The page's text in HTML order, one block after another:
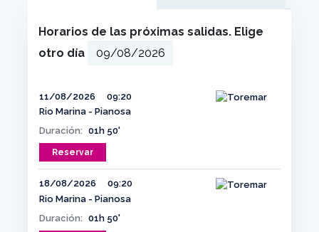
Horarios de las próximas salidas. Elige
otro día
11/08/2026
09:20
Rio Marina - Pianosa
Duración: 01h 50'
Reservar
18/08/2026
09:20
Rio Marina - Pianosa
Duración: 01h 50'